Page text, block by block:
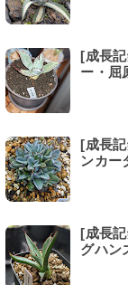
[成長
ー・屈
[成長
ンカー
[成長
グハン